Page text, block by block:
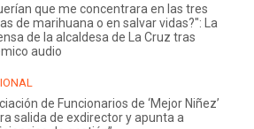
que me concentrara en las tres
de marihuana o en salvar vidas?": La
de la alcaldesa de La Cruz tras
audio
de Funcionarios de ‘Mejor Niñez’
salida de exdirector y apunta a